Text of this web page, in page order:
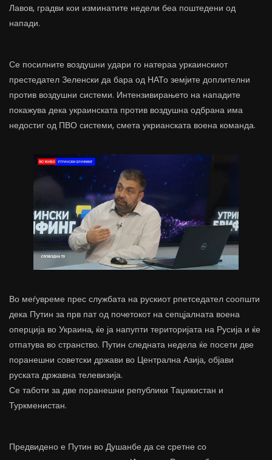
Лавов, градви кои изминатите недели беа поштедени од
напади.
Се посилните воздушни удари го натераа уркаинскиот
престедател Зеленски да бара од НАТо земјите доплителни
против воздушни системи. Интензивирањето на нападите
покажува дека украинската против воздушна одбрана има
недостиг од ПВО системи, смета укрианската воена команда.
Во меѓувреме прес службата на рускиот рпетседател соопшти
дека Путин за прв пат од почетокот на сепцјалната воена
оперција во Украина, ќе ја напупти територијата на Русија и ќе
отпатува во странство. Путин следната недела ќе посети две
поранешни советски држави во Централна Азија, објави
руската државна телевизија.
Се таботи за две поранешни републики Таџикистан и
Туркменистан.
Предвидено е Путин во Душанбе да се сретне со